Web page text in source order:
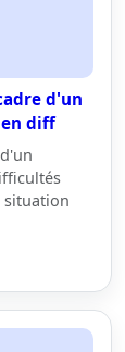
d'un
diff
situation